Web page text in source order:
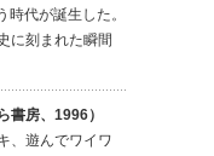
時代が誕生した。
に刻まれた瞬間
書房、1996）
、遊んでワイワ